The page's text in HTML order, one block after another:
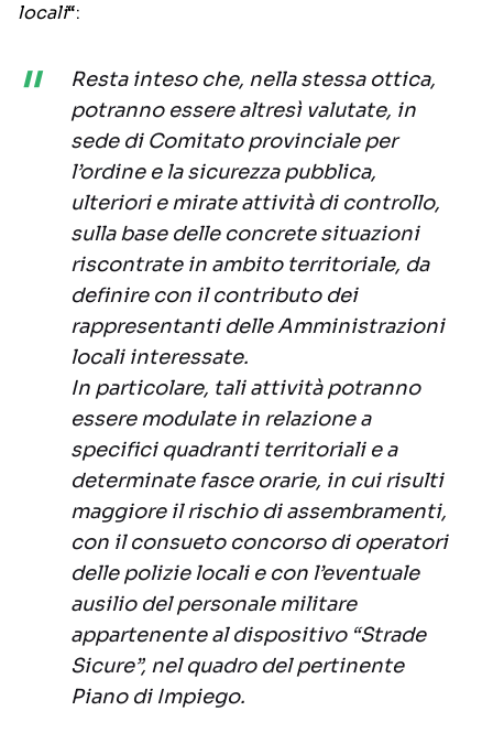
locali“:
Resta inteso che, nella stessa ottica,
potranno essere altresì valutate, in
sede di Comitato provinciale per
l’ordine e la sicurezza pubblica,
ulteriori e mirate attività di controllo,
sulla base delle concrete situazioni
riscontrate in ambito territoriale, da
definire con il contributo dei
rappresentanti delle Amministrazioni
locali interessate.
In particolare, tali attività potranno
essere modulate in relazione a
specifici quadranti territoriali e a
determinate fasce orarie, in cui risulti
maggiore il rischio di assembramenti,
con il consueto concorso di operatori
delle polizie locali e con l’eventuale
ausilio del personale militare
appartenente al dispositivo “Strade
Sicure”, nel quadro del pertinente
Piano di Impiego.